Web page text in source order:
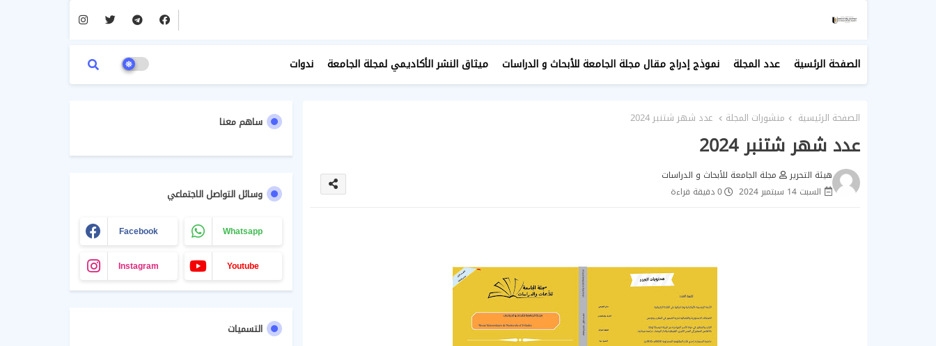
الصفحة الرئسية عدد المجلة نموذج إدراج مقال مجلة الجامعة للأبحاث و الدراسات ميثاق النشر الأكاديمي لمجلة الجامعة ندوات
الصفحة الرئيسية منشورات المجلة عدد شهر شتنبر 2024
عدد شهر شتنبر 2024
هيئة التحرير
مجلة الجامعة للأبحاث و الدراسات
السبت 14 سبتمبر 2024
0 دقيقة قراءة
ساهم معنا
وسائل التواصل الاجتماعي
Facebook Whatsapp
Instagram Youtube
التسميات